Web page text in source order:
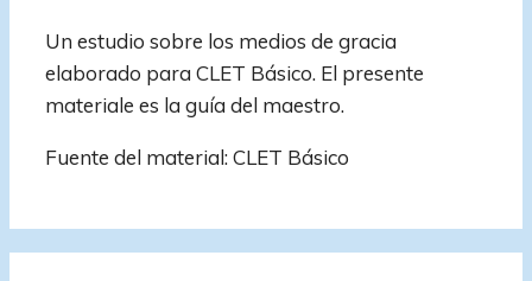
Un estudio sobre los medios de gracia
elaborado para CLET Básico. El presente
materiale es la guía del maestro.
Fuente del material: CLET Básico